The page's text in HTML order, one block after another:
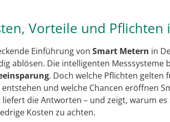
Vorteile und
Einführung von Smart Metern in
ablösen. Die intelligenten Messsysteme
. Doch welche Pflichten gelten
und welche Chancen eröffnen
die Antworten – und zeigt, warum
Kosten zu achten.